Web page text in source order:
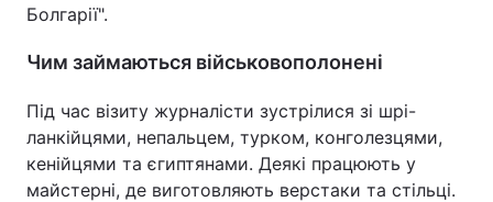
Болгарії".
Чим займаються військовополонені
Під час візиту журналісти зустрілися зі шрі-
ланкійцями, непальцем, турком, конголезцями,
кенійцями та єгиптянами. Деякі працюють у
майстерні, де виготовляють верстаки та стільці.